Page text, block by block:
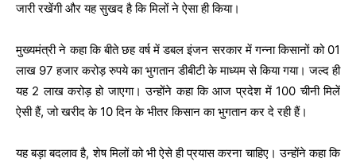
जारी रखेंगी और यह सुखद है कि मिलों ने ऐसा ही किया।
मुख्यमंत्री ने कहा कि बीते छह वर्ष में डबल इंजन सरकार में गन्ना किसानों को 01
लाख 97 हजार करोड़ रुपये का भुगतान डीबीटी के माध्यम से किया गया। जल्द ही
यह 2 लाख करोड़ हो जाएगा। उन्होंने कहा कि आज प्रदेश में 100 चीनी मिलें
ऐसी हैं, जो खरीद के 10 दिन के भीतर किसान का भुगतान कर दे रही हैं।
यह बड़ा बदलाव है, शेष मिलों को भी ऐसे ही प्रयास करना चाहिए। उन्होंने कहा कि